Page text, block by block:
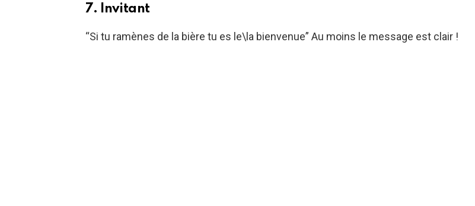
7. Invitant
“Si tu ramènes de la bière tu es le\la bienvenue” Au moins le message est clair !